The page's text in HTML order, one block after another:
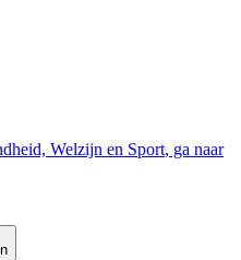
Welzijn en Sport, ga naar